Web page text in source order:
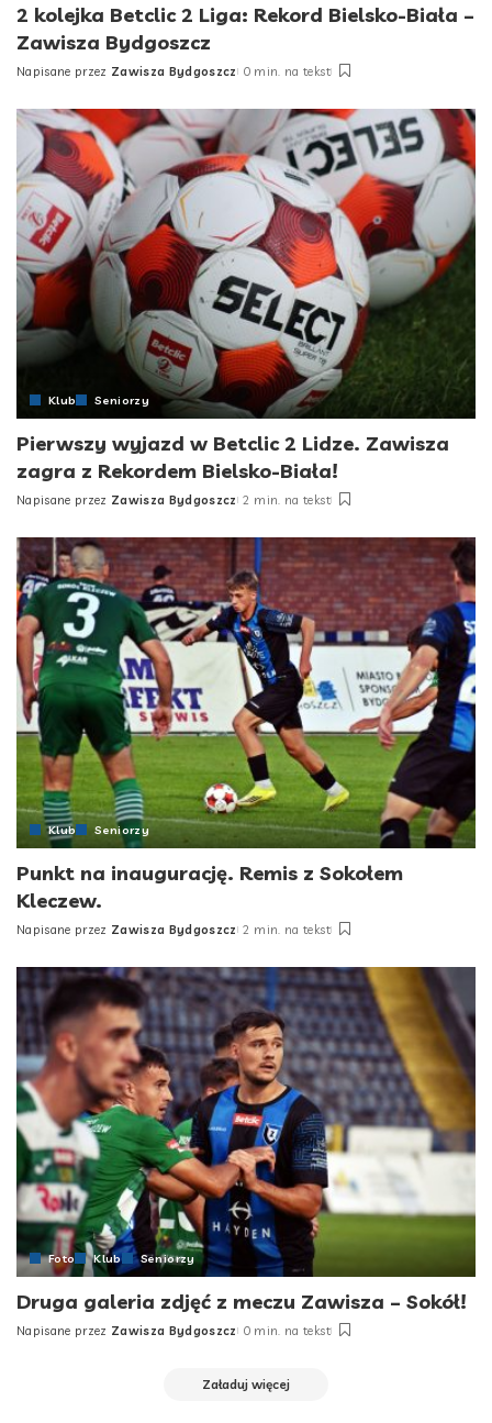
2 kolejka Betclic 2 Liga: Rekord Bielsko-Biała –
Zawisza Bydgoszcz
Posted
Napisane przez Zawisza Bydgoszcz 0 min. na tekst
Klub Seniorzy
Pierwszy wyjazd w Betclic 2 Lidze. Zawisza
zagra z Rekordem Bielsko-Biała!
Posted
Napisane przez Zawisza Bydgoszcz 2 min. na tekst
Klub Seniorzy
Punkt na inaugurację. Remis z Sokołem
Kleczew.
Posted
Napisane przez Zawisza Bydgoszcz 2 min. na tekst
Foto Klub Seniorzy
Druga galeria zdjęć z meczu Zawisza – Sokół!
Posted
Napisane przez Zawisza Bydgoszcz 0 min. na tekst
Załaduj więcej